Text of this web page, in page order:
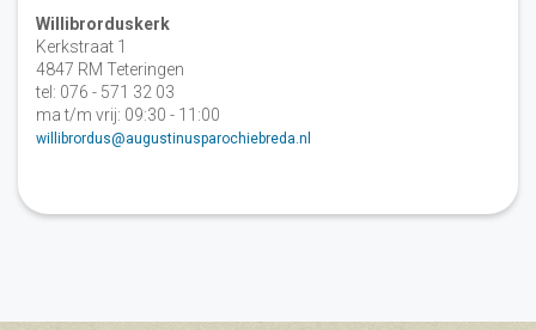
Willibrorduskerk
Kerkstraat 1
4847 RM Teteringen
tel: 076 - 571 32 03
ma t/m vrij: 09:30 - 11:00
willibrordus@augustinusparochiebreda.nl